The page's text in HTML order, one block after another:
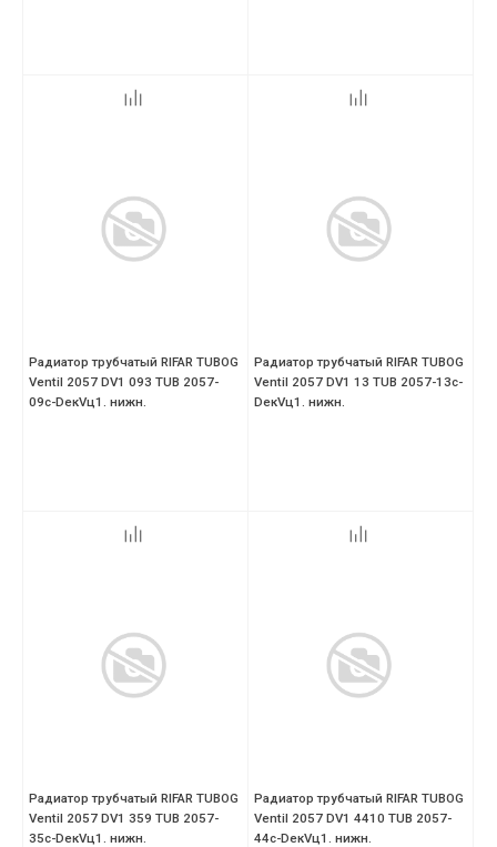
Радиатор трубчатый RIFAR TUBOG
Ventil 2057 DV1 093 TUB 2057-
09с-DекVц1. нижн.
Радиатор трубчатый RIFAR TUBOG
Ventil 2057 DV1 13 TUB 2057-13с-
DекVц1. нижн.
Радиатор трубчатый RIFAR TUBOG
Ventil 2057 DV1 359 TUB 2057-
35с-DекVц1. нижн.
Радиатор трубчатый RIFAR TUBOG
Ventil 2057 DV1 4410 TUB 2057-
44с-DекVц1. нижн.